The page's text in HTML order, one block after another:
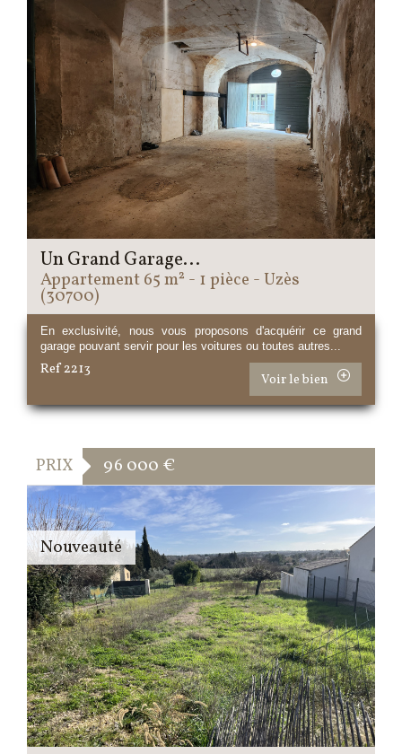
Un Grand Garage...
Appartement 65 m² - 1 pièce - Uzès
(30700)
En exclusivité, nous vous proposons d'acquérir ce grand
garage pouvant servir pour les voitures ou toutes autres...
Ref 2213
Voir le bien
PRIX 96 000 €
Nouveauté